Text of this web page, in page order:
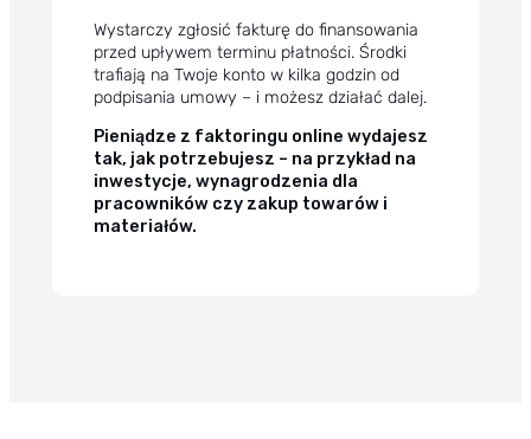
Wystarczy zgłosić fakturę do finansowania
przed upływem terminu płatności. Środki
trafiają na Twoje konto w kilka godzin od
podpisania umowy – i możesz działać dalej.
Pieniądze z faktoringu online wydajesz
tak, jak potrzebujesz – na przykład na
inwestycje, wynagrodzenia dla
pracowników czy zakup towarów i
materiałów.